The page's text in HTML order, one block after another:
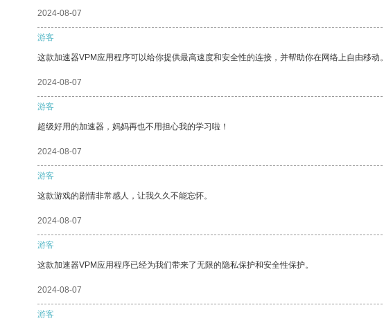
2024-08-07
游客
这款加速器VPM应用程序可以给你提供最高速度和安全性的连接，并帮助你在网络上自由移动。
2024-08-07
游客
超级好用的加速器，妈妈再也不用担心我的学习啦！
2024-08-07
游客
这款游戏的剧情非常感人，让我久久不能忘怀。
2024-08-07
游客
这款加速器VPM应用程序已经为我们带来了无限的隐私保护和安全性保护。
2024-08-07
游客